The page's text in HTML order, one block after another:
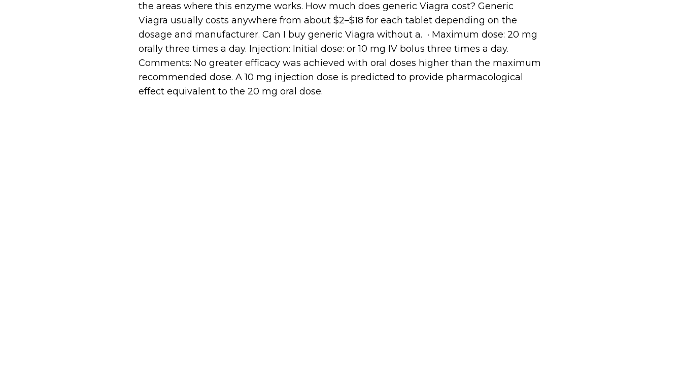
the areas where this enzyme works. How much does generic Viagra cost? Generic
Viagra usually costs anywhere from about $2–$18 for each tablet depending on the
dosage and manufacturer. Can I buy generic Viagra without a. · Maximum dose: 20 mg
orally three times a day. Injection: Initial dose: or 10 mg IV bolus three times a day.
Comments: No greater efficacy was achieved with oral doses higher than the maximum
recommended dose. A 10 mg injection dose is predicted to provide pharmacological
effect equivalent to the 20 mg oral dose.